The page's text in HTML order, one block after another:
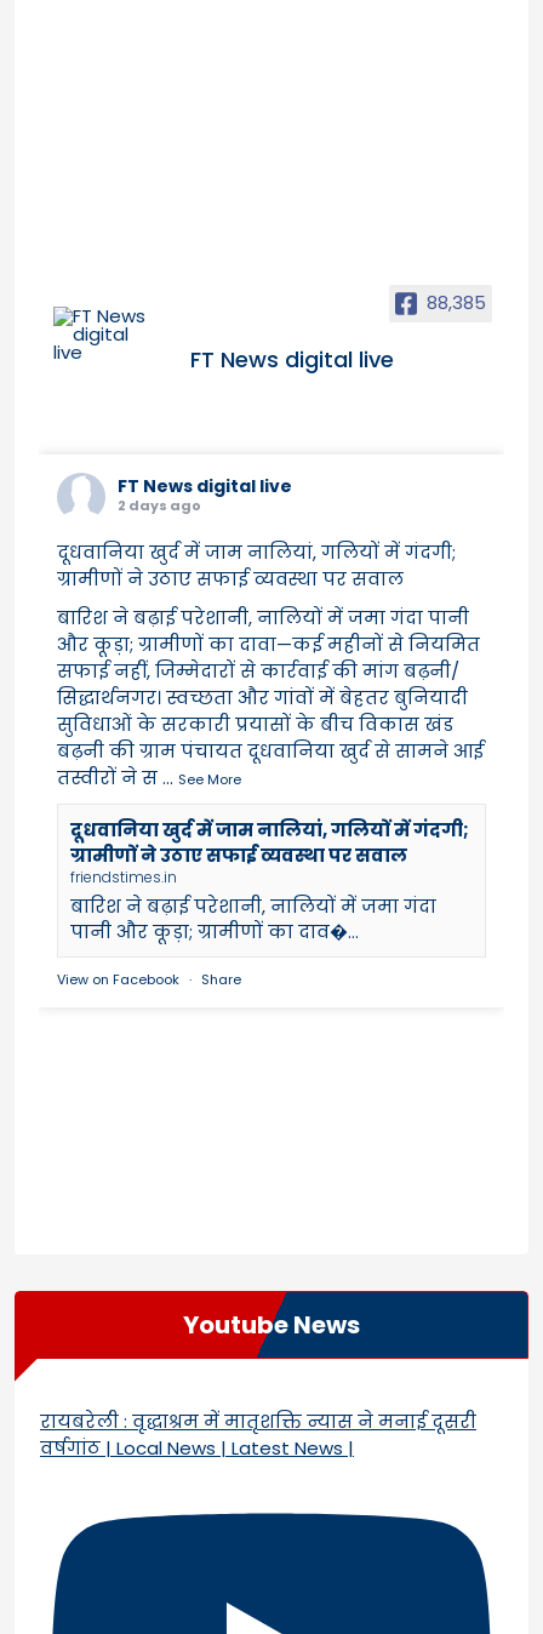
88,385
FT News digital live
FT News digital live
2 days ago
दूधवानिया खुर्द में जाम नालियां, गलियों में गंदगी;
ग्रामीणों ने उठाए सफाई व्यवस्था पर सवाल
बारिश ने बढ़ाई परेशानी, नालियों में जमा गंदा पानी
और कूड़ा; ग्रामीणों का दावा—कई महीनों से नियमित
सफाई नहीं, जिम्मेदारों से कार्रवाई की मांग बढ़नी/
सिद्धार्थनगर। स्वच्छता और गांवों में बेहतर बुनियादी
सुविधाओं के सरकारी प्रयासों के बीच विकास खंड
बढ़नी की ग्राम पंचायत दूधवानिया खुर्द से सामने आई
तस्वीरों ने स... See More
दूधवानिया खुर्द में जाम नालियां, गलियों में गंदगी;
ग्रामीणों ने उठाए सफाई व्यवस्था पर सवाल
friendstimes.in
बारिश ने बढ़ाई परेशानी, नालियों में जमा गंदा
पानी और कूड़ा; ग्रामीणों का दाव�...
View on Facebook · Share
Youtube News
रायबरेली : वृद्धाश्रम में मातृशक्ति न्यास ने मनाई दूसरी
वर्षगांठ | Local News | Latest News |